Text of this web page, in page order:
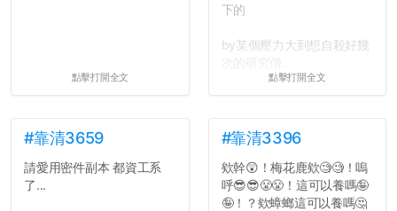
點擊打開全文
下的
by某個壓力大到想自殺好幾
點擊打開全文
#靠清3659
請愛用密件副本 都資工系
了...
#靠清3396
欸幹😲！梅花鹿欸🧐🧐！嗚
呼😎😎😤😤！這可以養嗎🤪
🤪！？欸蟑螂這可以養嗎🤔